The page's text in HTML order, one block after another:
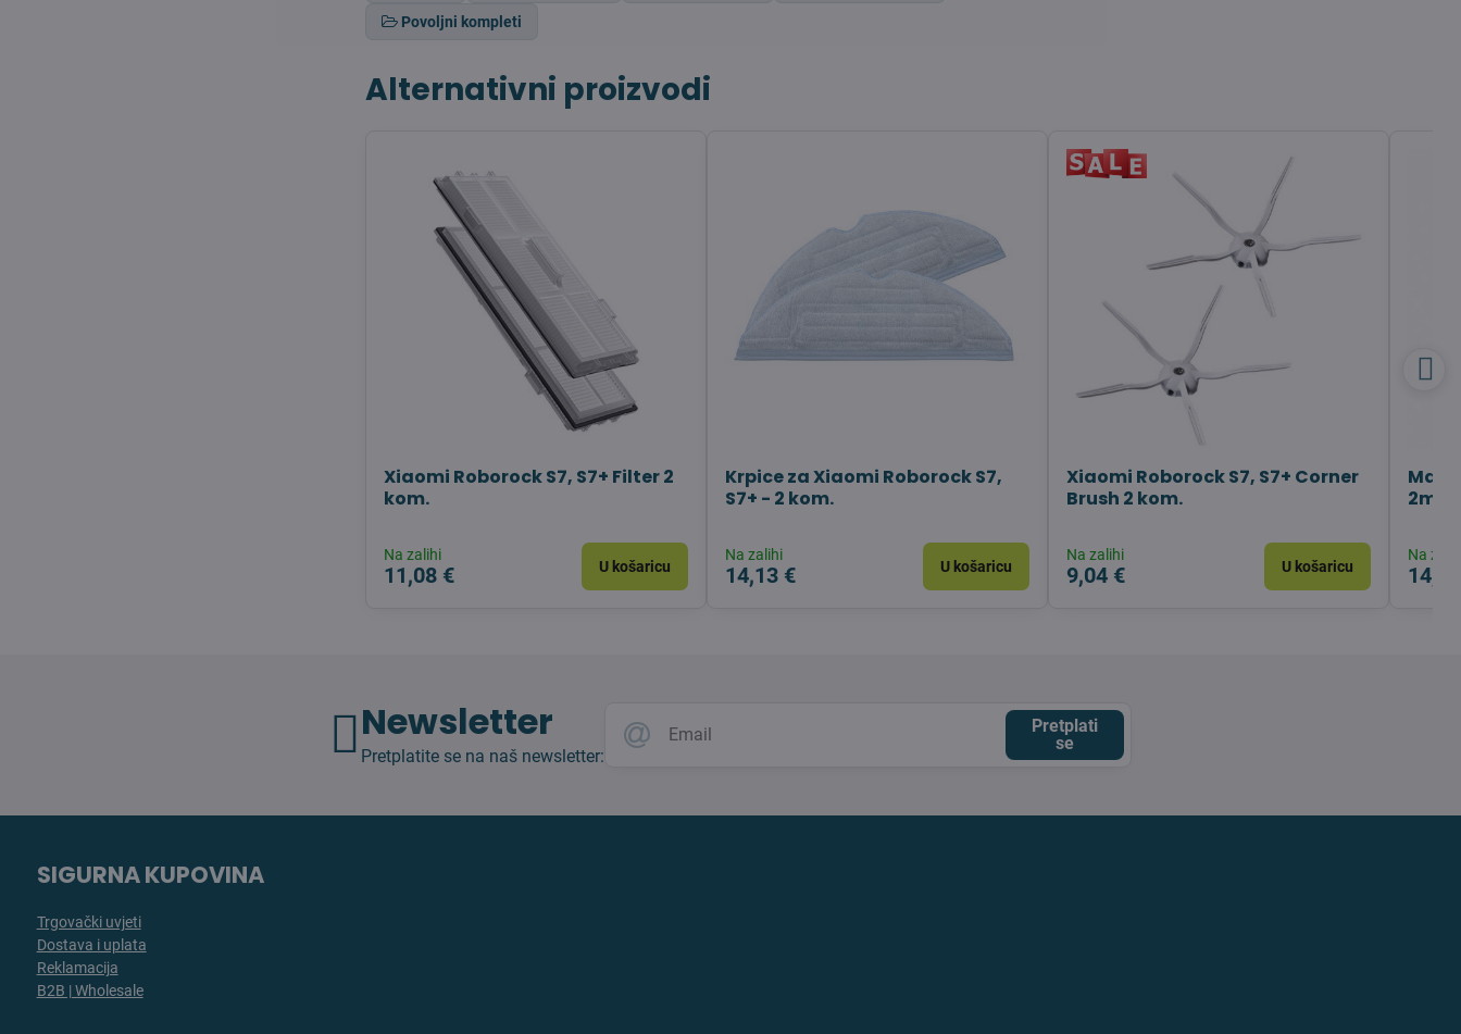
Povoljni kompleti
Alternativni proizvodi
Xiaomi Roborock S7, S7+ Filter 2
kom.
Na zalihi
11,08 € U košaricu
Krpice za Xiaomi Roborock S7,
S7+ - 2 kom.
Na zalihi
14,13 € U košaricu
Xiaomi Roborock S7, S7+ Corner
Brush 2 kom.
Na zalihi
9,04 € U košaricu
2m
Na
Newsletter
Pretplatite se na naš newsletter:
Pretplati
se
SIGURNA KUPOVINA
Trgovački uvjeti
Dostava i uplata
Reklamacija
B2B | Wholesale